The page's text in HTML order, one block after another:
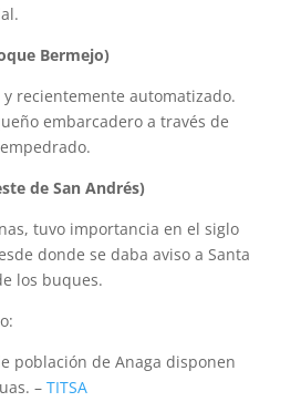
Bermejo)
recientemente automatizado.
embarcadero a través de
de San Andrés)
tuvo importancia en el siglo
donde se daba aviso a Santa
los buques.
población de Anaga disponen
– TITSA